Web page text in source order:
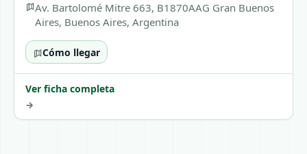
Av. Bartolomé Mitre 663, B1870AAG Gran Buenos
Aires, Buenos Aires, Argentina
Cómo llegar
Ver ficha completa
→